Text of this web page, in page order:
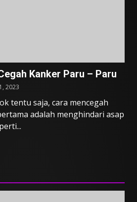
Kanker Paru – Paru
2023
tentu saja, cara mencegah
adalah menghindari asap